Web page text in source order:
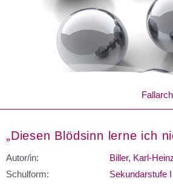
„Diesen Blödsinn lerne ich
Autor/in:
Biller, Karl-
Schulform:
Sekundarstufe I